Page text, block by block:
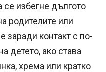
избегне дългото
родителите или
заради контакт с по-
детето, ако става
хрема или кратко